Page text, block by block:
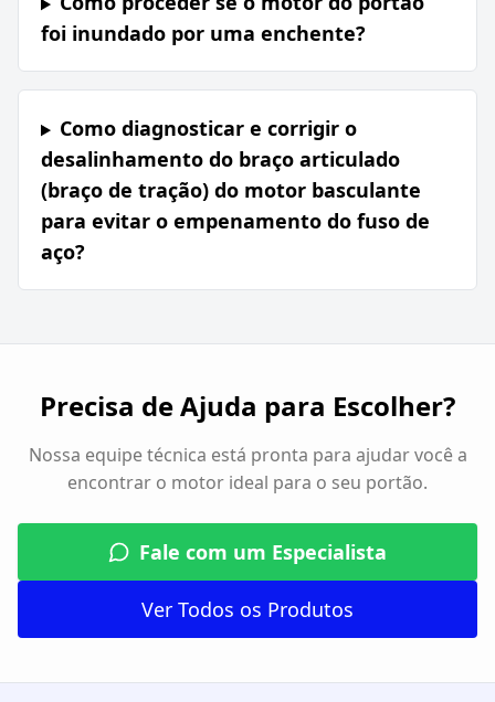
foi inundado por uma enchente?
Como diagnosticar e corrigir o
desalinhamento do braço articulado
(braço de tração) do motor basculante
para evitar o empenamento do fuso de
aço?
Precisa de Ajuda para Escolher?
Nossa equipe técnica está pronta para ajudar você a
encontrar o motor ideal para o seu portão.
Fale com um Especialista
Ver Todos os Produtos